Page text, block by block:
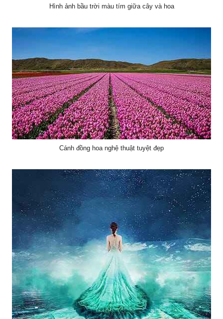
Hình ảnh bầu trời màu tím giữa cây và hoa
Cánh đồng hoa nghệ thuật tuyệt đẹp